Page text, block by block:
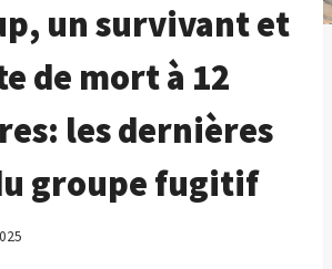
un survivant et
de mort à 12
les dernières
groupe fugitif